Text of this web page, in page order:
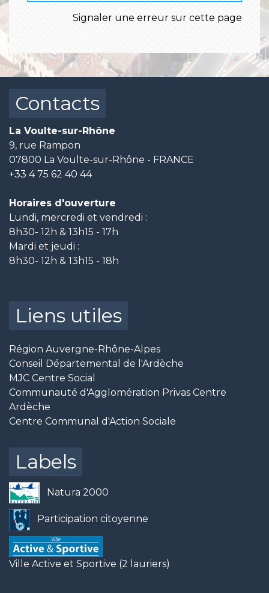
Signaler une erreur sur cette page
Contacts
La Voulte-sur-Rhône
9, rue Rampon
07800 La Voulte-sur-Rhône - FRANCE
+33 4 75 62 40 44
Horaires d'ouverture
Lundi, mercredi et vendredi :
8h30- 12h & 13h15 - 17h
Mardi et jeudi :
8h30- 12h & 13h15 - 18h
Liens utiles
Région Auvergne-Rhône-Alpes
Conseil Départemental de l'Ardèche
MJC Centre Social
Communauté d'Agglomération Privas Centre
Ardèche
Centre Communal d'Action Sociale
Labels
Natura 2000
Participation citoyenne
Ville Active et Sportive (2 lauriers)